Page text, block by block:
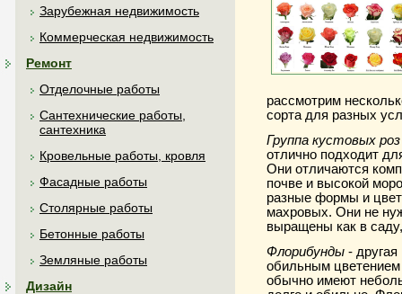
Зарубежная недвижимость
Коммерческая недвижимость
Ремонт
Отделочные работы
Сантехнические работы,
сантехника
Кровельные работы, кровля
Фасадные работы
Столярные работы
Бетонные работы
Земляные работы
Дизайн
рассмотрим
сорта для разных
Группа кустовых роз
отлично подходит
Они отличаются
почве и высокой
разные формы и
махровых. Они не
выращены как в
Флорибунды - другая
обильным
обычно имеют